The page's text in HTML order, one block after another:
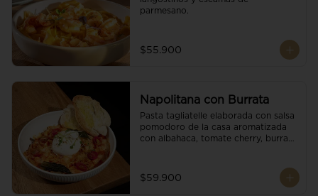
parmesano.
$55.900
Napolitana con Burrata
Pasta tagliatelle elaborada con salsa
pomodoro de la casa aromatizada
con albahaca, tomate cherry, burrata
$59.900